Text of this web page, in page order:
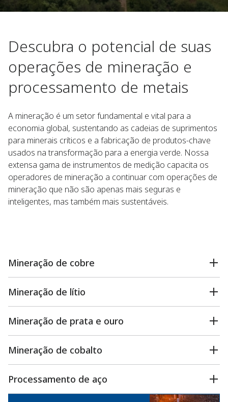
Descubra o potencial de suas
operações de mineração e
processamento de metais
A mineração é um setor fundamental e vital para a
economia global, sustentando as cadeias de suprimentos
para minerais críticos e a fabricação de produtos-chave
usados na transformação para a energia verde. Nossa
extensa gama de instrumentos de medição capacita os
operadores de mineração a continuar com operações de
mineração que não são apenas mais seguras e
inteligentes, mas também mais sustentáveis.
Mineração de cobre
Mineração de lítio
Mineração de prata e ouro
Mineração de cobalto
Processamento de aço